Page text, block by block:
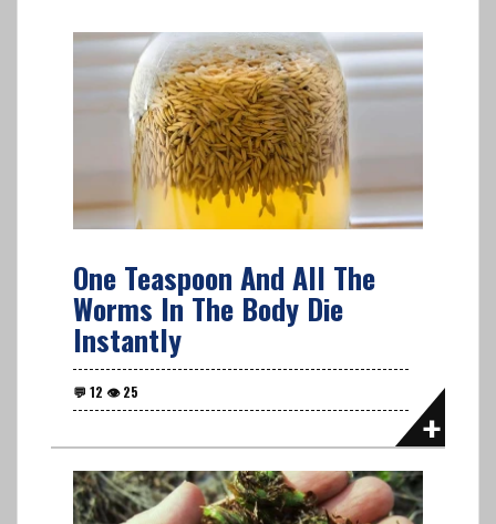
One Teaspoon And All The
Worms In The Body Die
Instantly